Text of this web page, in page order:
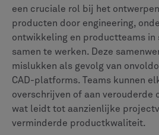
een cruciale rol bij het
producten door engineering,
ontwikkeling en productteams in
samen te werken. Deze
mislukken als gevolg van
CAD-platforms. Teams kunnen
overschrijven of aan verouderde
wat leidt tot aanzienlijke
verminderde productkwaliteit.